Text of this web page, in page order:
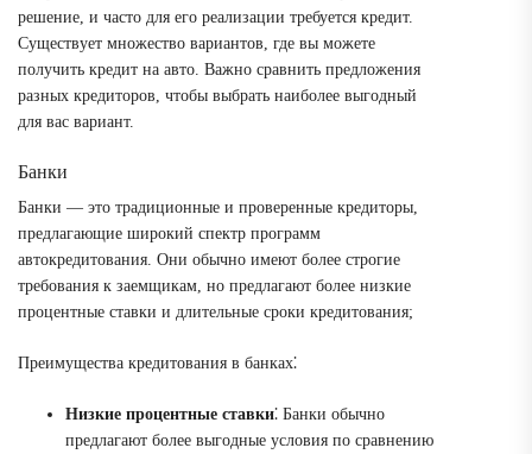
решение, и часто для его реализации требуется кредит.
Существует множество вариантов, где вы можете
получить кредит на авто. Важно сравнить предложения
разных кредиторов, чтобы выбрать наиболее выгодный
для вас вариант.
Банки
Банки ― это традиционные и проверенные кредиторы,
предлагающие широкий спектр программ
автокредитования. Они обычно имеют более строгие
требования к заемщикам, но предлагают более низкие
процентные ставки и длительные сроки кредитования;
Преимущества кредитования в банках⁚
Низкие процентные ставки⁚ Банки обычно
предлагают более выгодные условия по сравнению